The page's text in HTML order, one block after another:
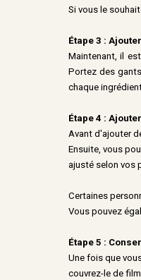
Si vous le
Étape 3 :
Maintenant, il
Portez des
chaque
Étape 4 :
Avant d'ajouter
Ensuite, vous
ajusté selon vos
Certaines
Vous pouvez
Étape 5 :
Une fois que
couvrez-le de